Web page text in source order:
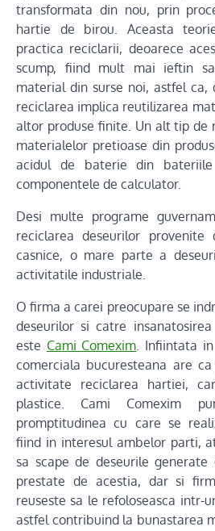
transformata din nou, prin
hartie de birou. Aceasta
practica reciclarii, deoarece
scump, fiind mult mai ieftin
material din surse noi, astfel
reciclarea implica reutilizarea
altor produse finite. Un alt tip de
materialelor pretioase din
acidul de baterie din
componentele de calculator.
Desi multe programe
reciclarea deseurilor
casnice, o mare parte a
activitatile industriale.
O firma a carei preocupare se
deseurilor si catre
este Cami Comexim. Infiintata in
comerciala bucuresteana are
activitate reciclarea hartiei,
plastice. Cami Comexim
promptitudinea cu care se
fiind in interesul ambelor parti,
sa scape de deseurile
prestate de acestia, dar si
reuseste sa le refoloseasca intr-
astfel contribuind la bunastarea